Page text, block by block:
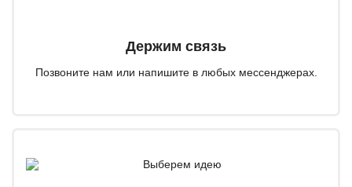
Держим связь
Позвоните нам или напишите в любых мессенджерах.